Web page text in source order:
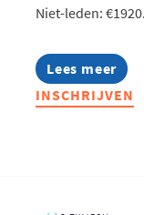
Niet-leden:
Lees meer
about
Lerend
Netwerk
INSCHRIJVEN